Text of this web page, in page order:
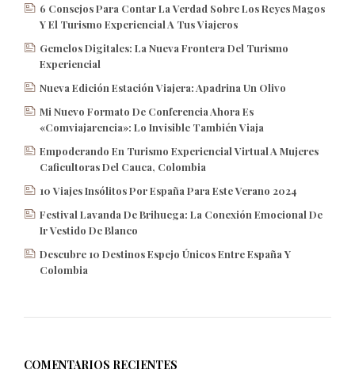
6 Consejos Para Contar La Verdad Sobre Los Reyes Magos
Y El Turismo Experiencial A Tus Viajeros
Gemelos Digitales: La Nueva Frontera Del Turismo
Experiencial
Nueva Edición Estación Viajera: Apadrina Un Olivo
Mi Nuevo Formato De Conferencia Ahora Es
«Comviajarencia»: Lo Invisible También Viaja
Empoderando En Turismo Experiencial Virtual A Mujeres
Caficultoras Del Cauca, Colombia
10 Viajes Insólitos Por España Para Este Verano 2024
Festival Lavanda De Brihuega: La Conexión Emocional De
Ir Vestido De Blanco
Descubre 10 Destinos Espejo Únicos Entre España Y
Colombia
COMENTARIOS RECIENTES